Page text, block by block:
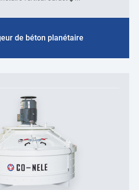
de béton planétaire